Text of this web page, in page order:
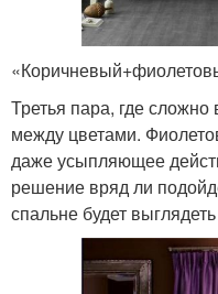
Третья пара, где
между цветами.
даже усыпляющее
решение вряд ли
спальне будет